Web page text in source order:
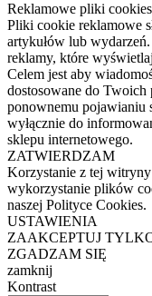
Reklamowe pliki cookies
Pliki cookie reklamowe
artykułów lub
reklamy, które
Celem jest aby
dostosowane do Twoich
ponownemu pojawianiu
wyłącznie do
sklepu internetowego.
ZATWIERDZAM
Korzystanie z tej
wykorzystanie plików
naszej Polityce Cookies.
USTAWIENIA
ZAAKCEPTUJ
ZGADZAM SIĘ
zamknij
Kontrast